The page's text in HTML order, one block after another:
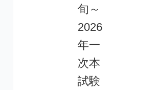
旬～
2026
年一
次本
試験